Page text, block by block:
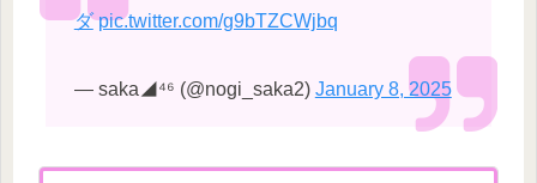
ダ pic.twitter.com/g9bTZCWjbq
— saka◢⁴⁶ (@nogi_saka2) January 8, 2025